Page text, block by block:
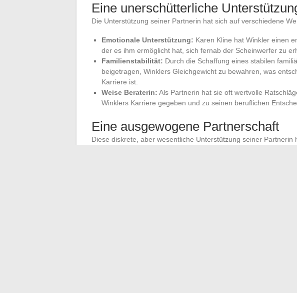
Eine unerschütterliche
Die Unterstützung seiner Partnerin hat sich auf verschiedene
Emotionale Unterstützung: Karen Kline hat Winkler einen
der es ihm ermöglicht hat, sich fernab der Scheinwerfer zu
Familienstabilität: Durch die Schaffung eines stabilen
beigetragen, Winklers Gleichgewicht zu bewahren, was
Karriere ist.
Weise Beraterin: Als Partnerin hat sie oft wertvolle
Winklers Karriere gegeben und zu seinen beruflichen
Eine ausgewogene Partnerschaft
Diese diskrete, aber wesentliche Unterstützung seiner Partnerin